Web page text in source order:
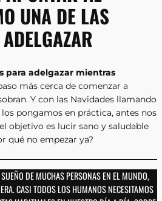
UNA DE LAS
para adelgazar mientras
más cerca de comenzar a
Y con las Navidades llamando
pongamos en práctica, antes nos
objetivo es lucir sano y saludable
qué no empezar ya?
DE MUCHAS PERSONAS EN EL MUNDO,
CASI TODOS LOS HUMANOS NECESITAMOS